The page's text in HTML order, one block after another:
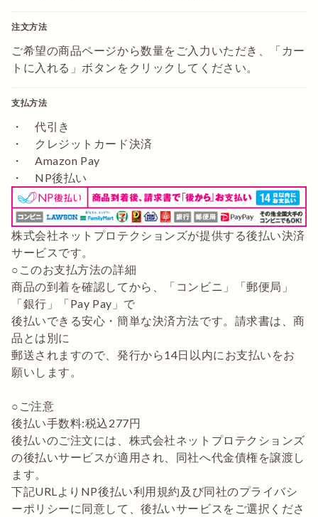
注文方法
ご希望の商品ページから数量をご入力いただき、「カー
トに入れる」ボタンをクリックしてください。
支払方法
・ 代引き
・ クレジットカード決済
・ Amazon Pay
・ NP後払い
株式会社ネットプロテクションズが提供する後払い決済
サービスです。
○このお支払方法の詳細
商品の到着を確認してから、「コンビニ」「郵便局」
「銀行」「Pay Pay」で
後払いできる安心・簡単な決済方法です。請求書は、商
品とは別に
郵送されますので、発行から14日以内にお支払いをお
願いします。
○ご注意
後払い手数料:税込277円
後払いのご注文には、株式会社ネットプロテクションズ
の後払いサービスが適用され、同社へ代金債権を譲渡し
ます。
下記URLよりNP後払い利用規約及び同社のプライバシ
ーポリシーに同意して、後払いサービスをご選択くださ